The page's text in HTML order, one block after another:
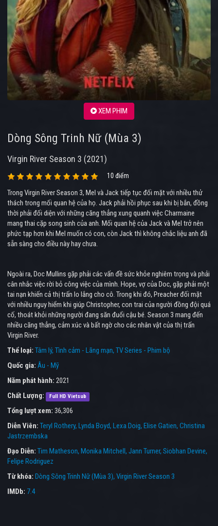
XEM PHIM
Dòng Sông Trinh Nữ (Mùa 3)
Virgin River Season 3 (2021)
10 điểm
Trong Virgin River Season 3, Mel và Jack tiếp tục đối mặt với nhiều thử
thách trong mối quan hệ của họ. Jack phải hồi phục sau khi bị bắn, đồng
thời phải đối diện với những căng thẳng xung quanh việc Charmaine
mang thai cặp song sinh của anh. Mối quan hệ của Jack và Mel trở nên
phức tạp hơn khi Mel muốn có con, còn Jack thì không chắc liệu anh đã
sẵn sàng cho điều này hay chưa.
Ngoài ra, Doc Mullins gặp phải các vấn đề sức khỏe nghiêm trọng và phải
cân nhắc việc rời bỏ công việc của mình. Hope, vợ của Doc, gặp phải một
tai nạn khiến cả thị trấn lo lắng cho cô. Trong khi đó, Preacher đối mặt
với nhiều nguy hiểm khi giúp Christopher, con trai của người đồng đội quá
cố, thoát khỏi những người đang săn đuổi cậu bé. Season 3 mang đến
nhiều căng thẳng, cảm xúc và bất ngờ cho các nhân vật của thị trấn
Virgin River.
Thể loại: Tâm lý Tình cảm - Lãng mạn TV Series - Phim bộ
Quốc gia: Âu - Mỹ
Năm phát hành: 2021
Chất Lượng:
Full HD Vietsub
Tổng lượt xem: 36,306
Diễn Viên: Teryl Rothery Lynda Boyd Lexa Doig Elise Gatien Christina
Jastrzembska
Đạo Diễn: Tim Matheson Monika Mitchell Jann Turner Siobhan Devine
Felipe Rodriguez
Từ khóa: Dòng Sông Trinh Nữ (Mùa 3), Virgin River Season 3
IMDb: 7.4